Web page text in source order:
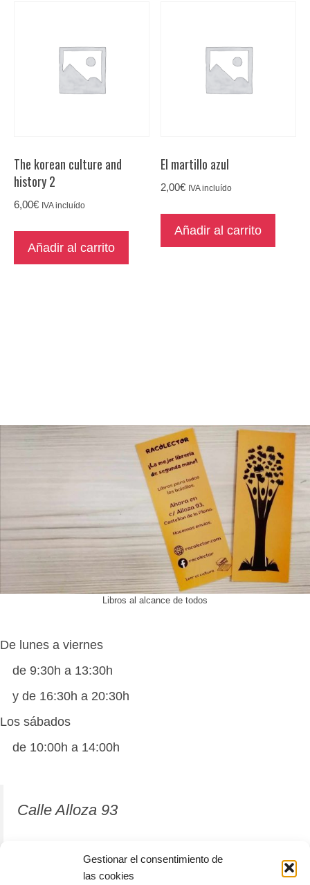
Gestionar el consentimiento de
las cookies
The korean culture and
history 2
6,00€ IVA incluído
Añadir al carrito
El martillo azul
2,00€ IVA incluído
Añadir al carrito
Libros al alcance de todos
De lunes a viernes
de 9:30h a 13:30h
y de 16:30h a 20:30h
Los sábados
de 10:00h a 14:00h
Calle Alloza 93
12001 Castellón de la Plana